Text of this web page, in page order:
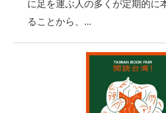
に足を運ぶ人の多くが定期的に
ることから、...